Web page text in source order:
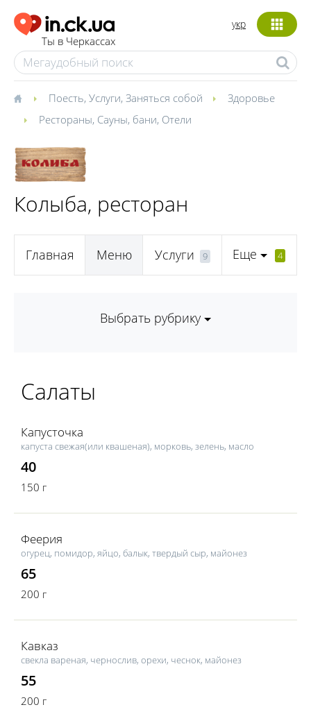
Ты в Черкассах
укр
Поесть, Услуги, Заняться собой
Здоровье
Рестораны, Сауны, бани, Отели
Колыба, ресторан
Главная Меню Услуги 9 Еще 4
Выбрать рубрику
Салаты
Капусточка
капуста свежая(или квашеная), морковь, зелень, масло
40
150 г
Феерия
огурец, помидор, яйцо, балык, твердый сыр, майонез
65
200 г
Кавказ
свекла вареная, чернослив, орехи, чеснок, майонез
55
200 г